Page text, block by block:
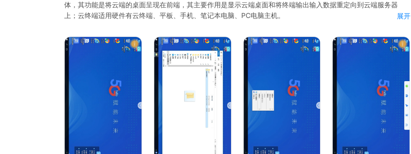
体，其功能是将云端的桌面呈现在前端，其主要作用是显示云端桌面和将终端输出输入数据重定向到云端服务器
上；云终端适用硬件有云终端、平板、手机、笔记本电脑、PC电脑主机。
展开